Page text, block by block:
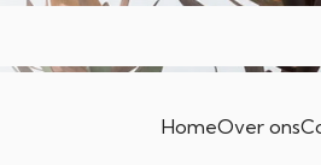
HomeOver ons